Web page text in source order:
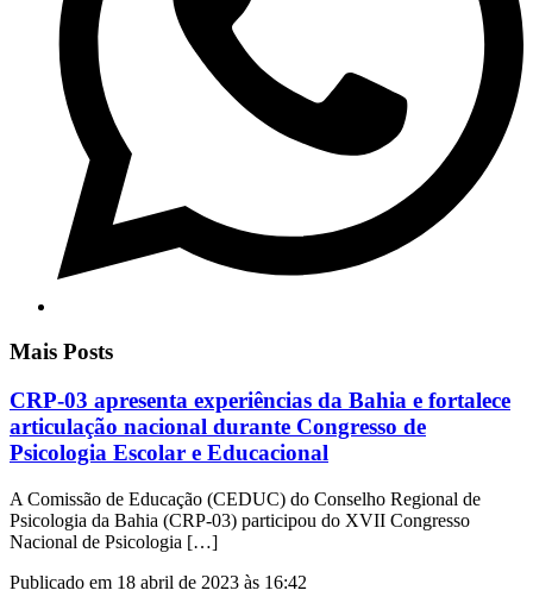
Mais Posts
CRP-03 apresenta experiências da Bahia e fortalece
articulação nacional durante Congresso de
Psicologia Escolar e Educacional
A Comissão de Educação (CEDUC) do Conselho Regional de
Psicologia da Bahia (CRP-03) participou do XVII Congresso
Nacional de Psicologia […]
Publicado em 18 abril de 2023 às 16:42